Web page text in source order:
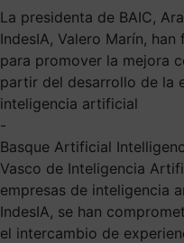
La presidenta de BAIC,
IndesIA, Valero Marín,
para promover la mejora
partir del desarrollo de la
inteligencia artificial
-
Basque Artificial
Vasco de Inteligencia
empresas de inteligencia
IndesIA, se han
el intercambio de